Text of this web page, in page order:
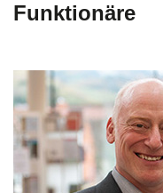
Funktionäre